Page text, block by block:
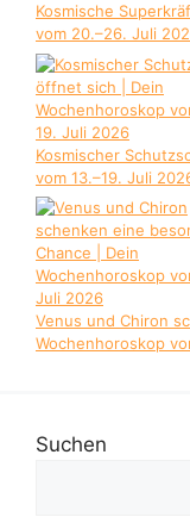
Kosmische
vom 20.–26. Juli
Kosmischer
vom 13.–19. Juli
Venus und Chiron
Wochenhoroskop
Suchen